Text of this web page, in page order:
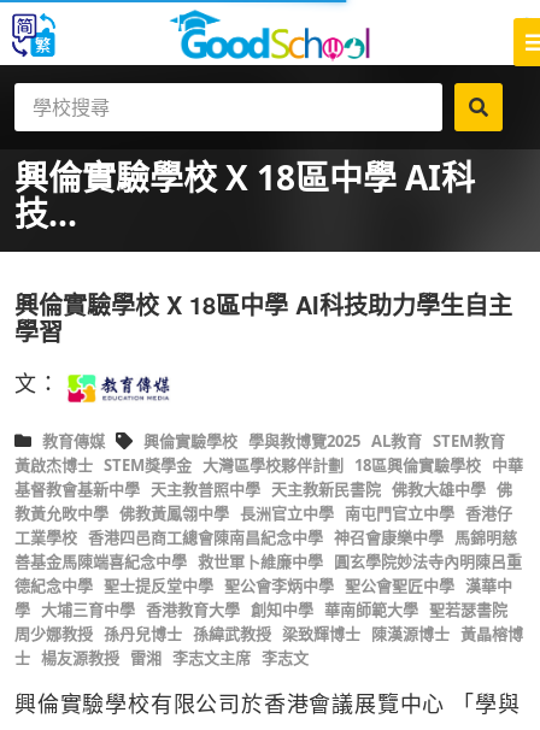
興倫實驗學校 X 18區中學 AI科
技...
興倫實驗學校 X 18區中學 AI科技助力學生自主
學習
文：
教育傳媒 興倫實驗學校 學與教博覽2025 AL教育 STEM教育
黃啟杰博士 STEM獎學金 大灣區學校夥伴計劃 18區興倫實驗學校 中華
基督教會基新中學 天主教普照中學 天主教新民書院 佛教大雄中學 佛
教黃允畋中學 佛教黃鳳翎中學 長洲官立中學 南屯門官立中學 香港仔
工業學校 香港四邑商工總會陳南昌紀念中學 神召會康樂中學 馬錦明慈
善基金馬陳端喜紀念中學 救世軍卜維廉中學 圓玄學院妙法寺內明陳呂重
德紀念中學 聖士提反堂中學 聖公會李炳中學 聖公會聖匠中學 漢華中
學 大埔三育中學 香港教育大學 創知中學 華南師範大學 聖若瑟書院
周少娜教授 孫丹兒博士 孫緯武教授 梁致輝博士 陳漢源博士 黃晶榕博
士 楊友源教授 雷湘 李志文主席 李志文
興倫實驗學校有限公司於香港會議展覽中心 「學與